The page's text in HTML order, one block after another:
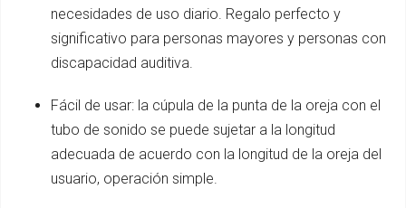
necesidades de uso diario. Regalo perfecto y
significativo para personas mayores y personas con
discapacidad auditiva.
Fácil de usar: la cúpula de la punta de la oreja con el
tubo de sonido se puede sujetar a la longitud
adecuada de acuerdo con la longitud de la oreja del
usuario, operación simple.